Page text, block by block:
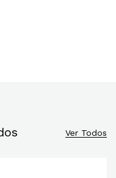
Ver Todos